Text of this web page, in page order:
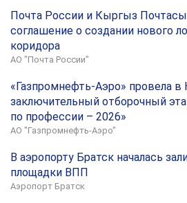
Почта России и Кыргыз
соглашение о создании нового
коридора
АО "Почта России"
«Газпромнефть-Аэро» провела в
заключительный отборочный
по профессии – 2026»
АО "Газпромнефть-Аэро"
В аэропорту Братск началась
площадки ВПП
Аэропорт Братск